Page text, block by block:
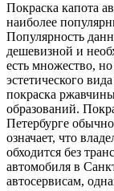
Покраска капота
наиболее
Популярность
дешевизной и
есть множество,
эстетического
покраска
образований.
Петербурге
означает, что
обходится без
автомобиля в
автосервисам,